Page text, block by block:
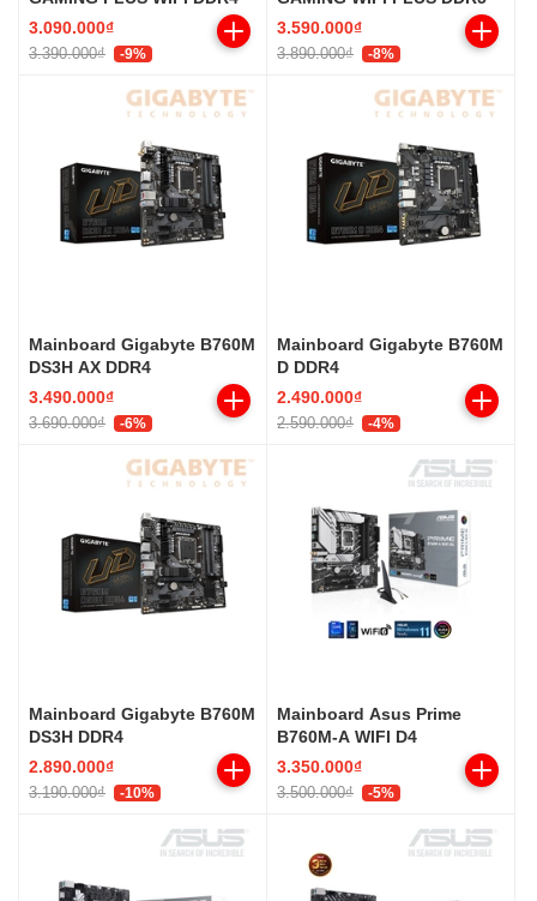
3.090.000₫
3.390.000₫ -9%
3.590.000₫
3.890.000₫ -8%
Mainboard Gigabyte B760M
DS3H AX DDR4
3.490.000₫
3.690.000₫ -6%
Mainboard Gigabyte B760M
D DDR4
2.490.000₫
2.590.000₫ -4%
Mainboard Gigabyte B760M
DS3H DDR4
2.890.000₫
3.190.000₫ -10%
Mainboard Asus Prime
B760M-A WIFI D4
3.350.000₫
3.500.000₫ -5%